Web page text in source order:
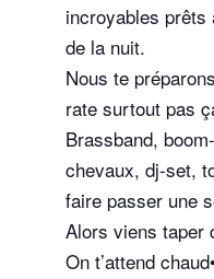
incroyables
de la nuit.
Nous te
rate surtout pas
Brassband,
chevaux, dj-set,
faire passer une
Alors viens taper
On t’attend